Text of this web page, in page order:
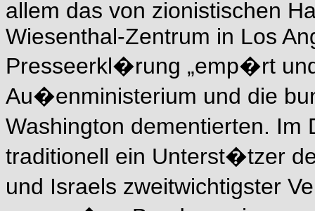
allem das von zionistischen
Wiesenthal-Zentrum in Los
Presseerkl�rung „emp�rt
Au�enministerium und die
Washington dementierten.
traditionell ein Unterst�tzer
und Israels zweitwichtigster